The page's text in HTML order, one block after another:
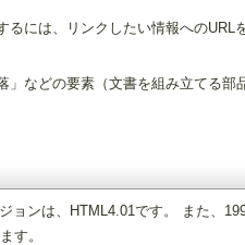
には、リンクしたい情報へのURL
などの要素（文書を組み立てる
ンは、HTML4.01です。 また、
す。